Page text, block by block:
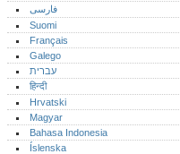
فارسی
Suomi
Français
Galego
עברית
हिन्दी
Hrvatski
Magyar
Bahasa Indonesia
Íslenska